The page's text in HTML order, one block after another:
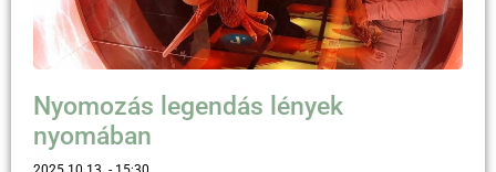
Nyomozás legendás lények
nyomában